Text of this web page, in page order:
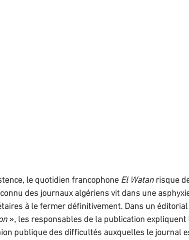
le quotidien francophone El Watan risque
des journaux algériens vit dans une
à le fermer définitivement. Dans un
», les responsables de la publication
publique des difficultés auxquelles le journal